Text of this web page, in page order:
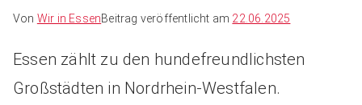
Von Wir in EssenBeitrag veröffentlicht am 22.06.2025
Essen zählt zu den hundefreundlichsten
Großstädten in Nordrhein-Westfalen.